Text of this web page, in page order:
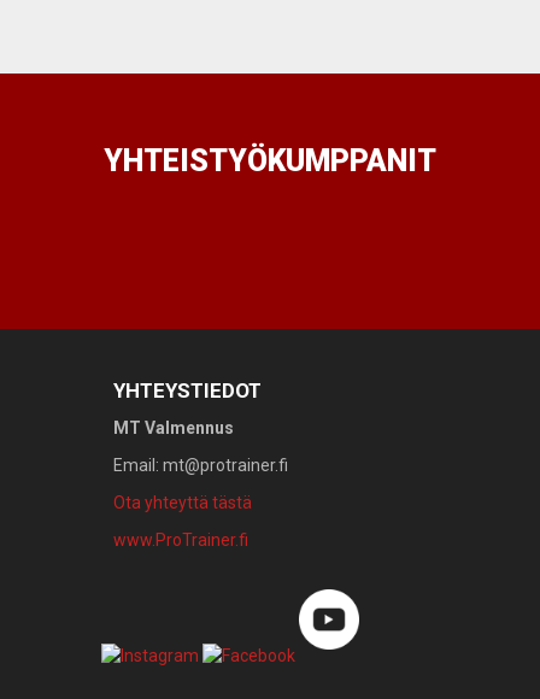
YHTEISTYÖKUMPPANIT
YHTEYSTIEDOT
MT Valmennus
Email: mt@protrainer.fi
Ota yhteyttä tästä
www.ProTrainer.fi